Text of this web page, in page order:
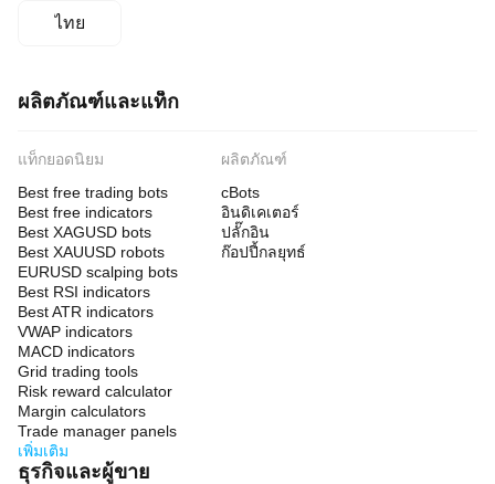
ไทย
ผลิตภัณฑ์และแท็ก
แท็กยอดนิยม
Best free trading bots
Best free indicators
Best XAGUSD bots
Best XAUUSD robots
EURUSD scalping bots
Best RSI indicators
Best ATR indicators
VWAP indicators
MACD indicators
Grid trading tools
Risk reward calculator
Margin calculators
Trade manager panels
เพิ่มเติม
ผลิตภัณฑ์
cBots
อินดิเคเตอร์
ปลั๊กอิน
ก๊อปปี้กลยุทธ์
ธุรกิจและผู้ขาย